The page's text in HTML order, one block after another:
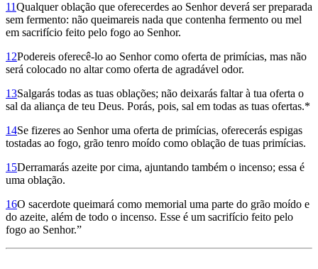
11Qualquer oblação que oferecerdes ao Senhor deverá ser preparada
sem fermento: não queimareis nada que contenha fermento ou mel
em sacrifício feito pelo fogo ao Senhor.
12Podereis oferecê-lo ao Senhor como oferta de primícias, mas não
será colocado no altar como oferta de agradável odor.
13Salgarás todas as tuas oblações; não deixarás faltar à tua oferta o
sal da aliança de teu Deus. Porás, pois, sal em todas as tuas ofertas.*
14Se fizeres ao Senhor uma oferta de primícias, oferecerás espigas
tostadas ao fogo, grão tenro moído como oblação de tuas primícias.
15Derramarás azeite por cima, ajuntando também o incenso; essa é
uma oblação.
16O sacerdote queimará como memorial uma parte do grão moído e
do azeite, além de todo o incenso. Esse é um sacrifício feito pelo
fogo ao Senhor.”